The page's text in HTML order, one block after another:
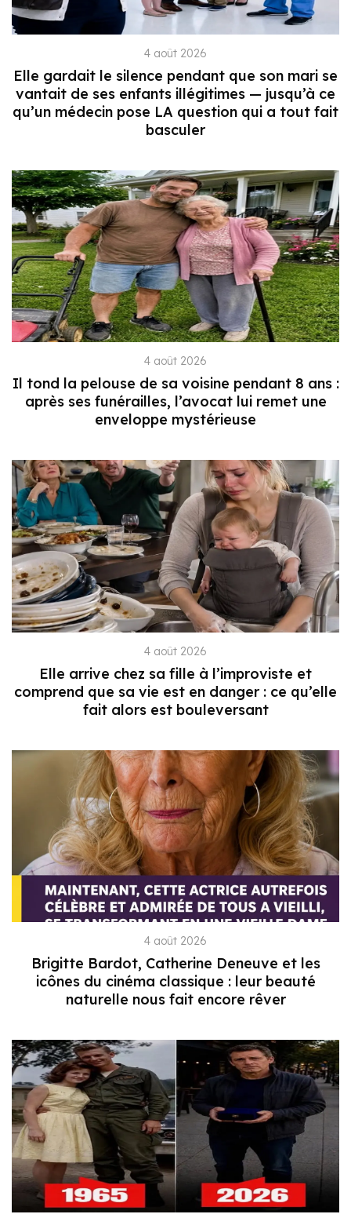
4 août 2026
Elle gardait le silence pendant que son mari se
vantait de ses enfants illégitimes — jusqu’à ce
qu’un médecin pose LA question qui a tout fait
basculer
4 août 2026
Il tond la pelouse de sa voisine pendant 8 ans :
après ses funérailles, l’avocat lui remet une
enveloppe mystérieuse
4 août 2026
Elle arrive chez sa fille à l’improviste et
comprend que sa vie est en danger : ce qu’elle
fait alors est bouleversant
4 août 2026
Brigitte Bardot, Catherine Deneuve et les
icônes du cinéma classique : leur beauté
naturelle nous fait encore rêver